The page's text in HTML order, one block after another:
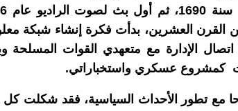
اتصال الإدارة مع متعهدي القوات
كمشروع عسكري واستخباراتي.
مع تطور الأحداث السياسية، فقد شكلت كل